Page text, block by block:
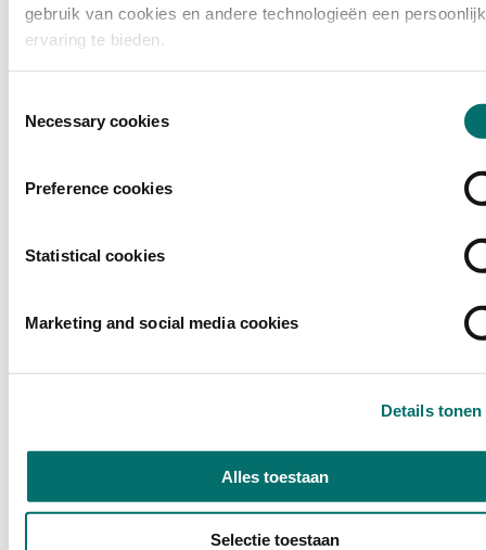
gebruik van cookies en andere technologieën een
ervaring te bieden.
Necessary cookies
Preference cookies
Statistical cookies
Marketing and social media cookies
Details tonen
Alles toestaan
Selectie toestaan
Grootkeuken
Schoonmaak & Recycling